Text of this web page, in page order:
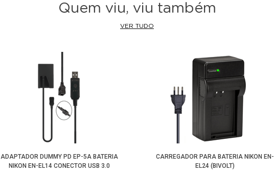
Quem viu, viu também
VER TUDO
ADAPTADOR DUMMY PD EP-5A BATERIA
NIKON EN-EL14 CONECTOR USB 3.0
CARREGADOR PARA BATERIA NIKON EN-
EL24 (BIVOLT)